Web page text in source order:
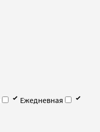
Ежедневная